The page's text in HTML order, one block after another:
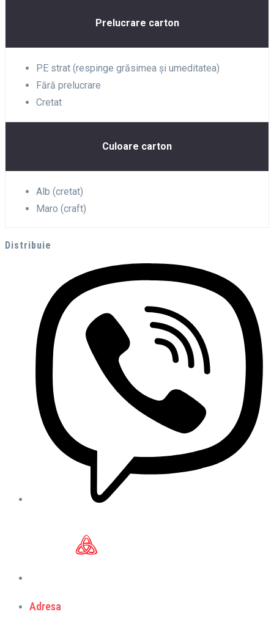
Prelucrare carton
PE strat (respinge grăsimea și umeditatea)
Fără prelucrare
Cretat
Culoare carton
Alb (cretat)
Maro (craft)
Distribuie
Adresa